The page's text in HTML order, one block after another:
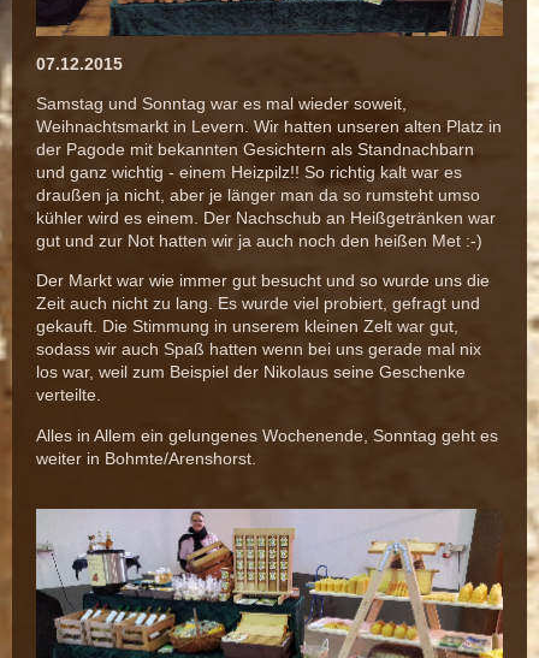
07.12.2015
Samstag und Sonntag war es mal wieder soweit,
Weihnachtsmarkt in Levern. Wir hatten unseren alten Platz in
der Pagode mit bekannten Gesichtern als Standnachbarn
und ganz wichtig - einem Heizpilz!! So richtig kalt war es
draußen ja nicht, aber je länger man da so rumsteht umso
kühler wird es einem. Der Nachschub an Heißgetränken war
gut und zur Not hatten wir ja auch noch den heißen Met :-)
Der Markt war wie immer gut besucht und so wurde uns die
Zeit auch nicht zu lang. Es wurde viel probiert, gefragt und
gekauft. Die Stimmung in unserem kleinen Zelt war gut,
sodass wir auch Spaß hatten wenn bei uns gerade mal nix
los war, weil zum Beispiel der Nikolaus seine Geschenke
verteilte.
Alles in Allem ein gelungenes Wochenende, Sonntag geht es
weiter in Bohmte/Arenshorst.